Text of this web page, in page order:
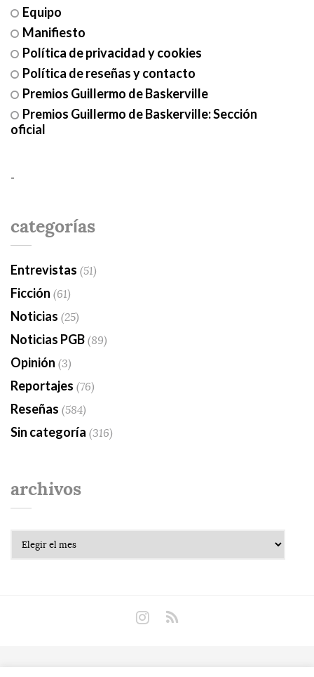
Equipo
Manifiesto
Política de privacidad y cookies
Política de reseñas y contacto
Premios Guillermo de Baskerville
Premios Guillermo de Baskerville: Sección
oficial
-
categorías
Entrevistas (51)
Ficción (61)
Noticias (25)
Noticias PGB(89)
Opinión (3)
Reportajes (76)
Reseñas (584)
Sin categoría (316)
archivos